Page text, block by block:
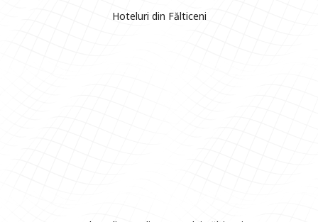
Hoteluri din Fălticeni